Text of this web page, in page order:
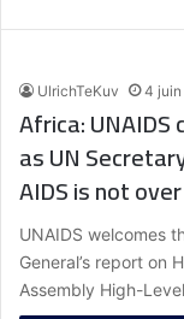
UlrichTeKuv 4
Africa:
as UN
AIDS is not
UNAIDS welcomes
General’s report on
Assembly High-